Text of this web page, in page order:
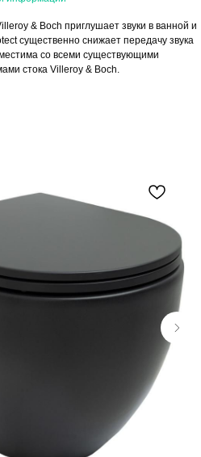
& Boch приглушает звуки в ванной и
существенно снижает передачу звука
со всеми существующими
стока Villeroy & Boch.